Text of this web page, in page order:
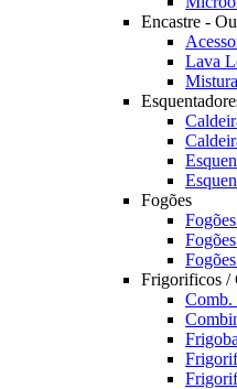
Encastre -
Lava
Fogões
Frigorificos /
Comb.